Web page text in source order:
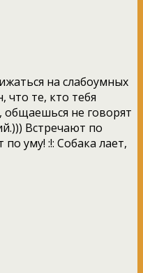
на слабоумных
что те, кто тебя
общаешься не говорят
Встречают по
уму! :!: Собака лает,